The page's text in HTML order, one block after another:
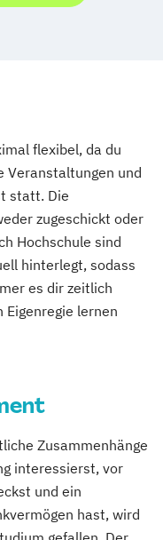
flexibel, da du
Veranstaltungen und
statt. Die
zugeschickt oder
Hochschule sind
hinterlegt, sodass
es dir zeitlich
Eigenregie lernen
Zusammenhänge
interessierst, vor
und ein
hast, wird